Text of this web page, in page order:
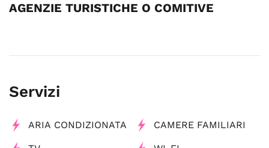
AGENZIE TURISTICHE O COMITIVE
Servizi
ARIA CONDIZIONATA CAMERE FAMILIARI